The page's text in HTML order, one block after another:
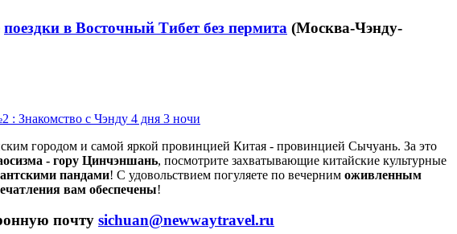
поездки в Восточный Тибет без пермита (Москва-Чэнду-
: Знакомство с Чэнду 4 дня 3 ночи
городом и самой яркой провинцией Китая - провинцией Сычуань. За это
- гору Цинчэншань, посмотрите захватывающие китайские культурные
пандами! С удовольствием погуляете по вечерним оживленным
вам обеспечены!
почту sichuan@newwaytravel.ru